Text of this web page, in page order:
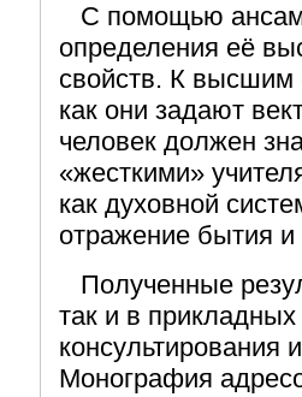
С помощью
определения её
свойств. К высшим
как они задают
человек должен
«жесткими»
как духовной
отражение бытия
Полученные
так и в
консультирования
Монография